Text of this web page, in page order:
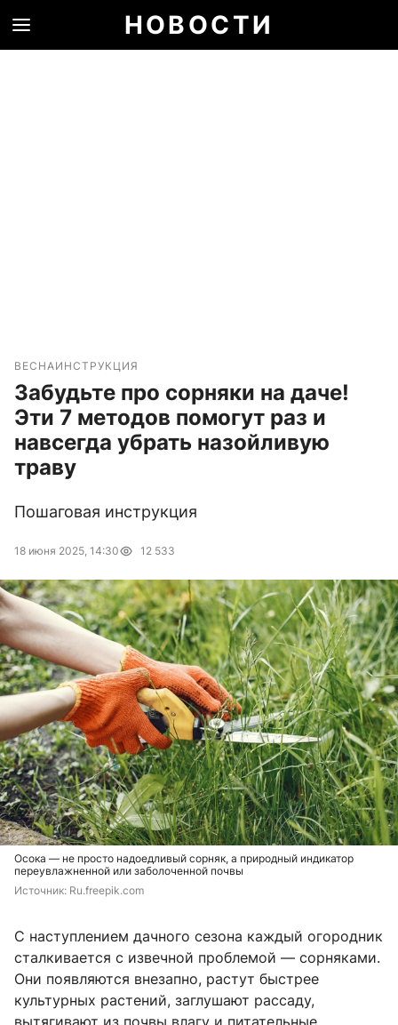
НОВОСТИ
ВЕСНАИНСТРУКЦИЯ
Забудьте про сорняки на даче!
Эти 7 методов помогут раз и
навсегда убрать назойливую
траву
Пошаговая инструкция
18 июня 2025, 14:30 12 533
Осока — не просто надоедливый сорняк, а природный индикатор
переувлажненной или заболоченной почвы
Источник: Ru.freepik.com
С наступлением дачного сезона каждый огородник
сталкивается с извечной проблемой — сорняками.
Они появляются внезапно, растут быстрее
культурных растений, заглушают рассаду,